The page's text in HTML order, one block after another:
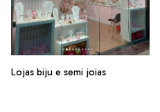
Lojas biju e semi joias